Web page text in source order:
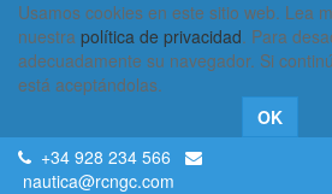
Usamos cookies en este sitio web. Lea
nuestra política de privacidad. Para
adecuadamente su navegador. Si
está aceptándolas.
OK
+34 928 234 566
nautica@rcngc.com